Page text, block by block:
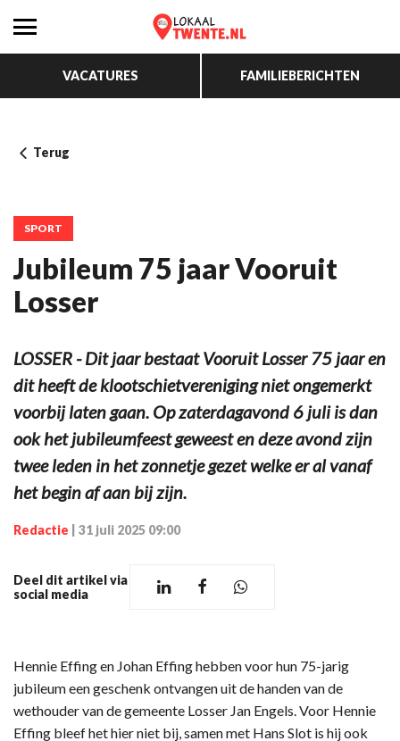
VACATURES FAMILIEBERICHTEN
Terug
SPORT
Jubileum 75 jaar Vooruit
Losser
LOSSER - Dit jaar bestaat Vooruit Losser 75 jaar en
dit heeft de klootschietvereniging niet ongemerkt
voorbij laten gaan. Op zaterdagavond 6 juli is dan
ook het jubileumfeest geweest en deze avond zijn
twee leden in het zonnetje gezet welke er al vanaf
het begin af aan bij zijn.
Redactie 31 juli 2025 09:00
Deel dit artikel via
social media
Hennie Effing en Johan Effing hebben voor hun 75-jarig
jubileum een geschenk ontvangen uit de handen van de
wethouder van de gemeente Losser Jan Engels. Voor Hennie
Effing bleef het hier niet bij, samen met Hans Slot is hij ook